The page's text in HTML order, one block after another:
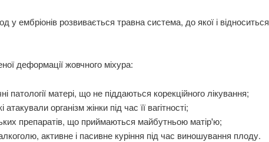
у ембріонів розвивається травна система, до якої і відноситься
деформації жовчного міхура:
патології матері, що не піддаються корекційного лікування;
атакували організм жінки під час її вагітності;
препаратів, що приймаються майбутньою матір'ю;
активне і пасивне куріння під час виношування плоду.